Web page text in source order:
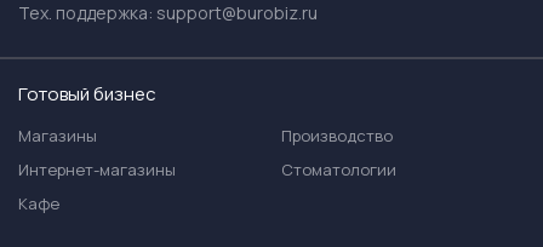
Тех. поддержка: support@burobiz.ru
Готовый бизнес
Магазины
Интернет-магазины
Кафе
Производство
Стоматологии